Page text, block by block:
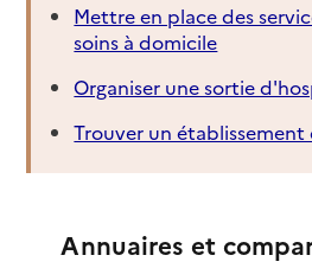
Mettre en place des
soins à domicile
Organiser une sortie
Trouver un établissement
Annuaires et